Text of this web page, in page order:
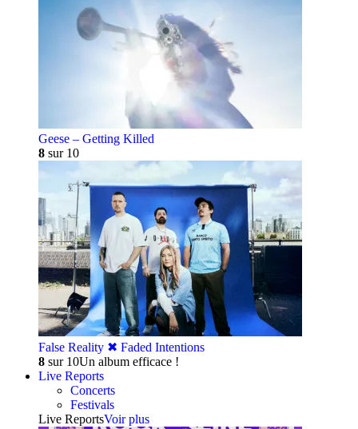
Geese – Getting Killed
8 sur 10
False Reality ✖︎ Faded Intentions
8 sur 10Un album efficace !
Live Reports
Concerts
Festivals
Live ReportsVoir plus